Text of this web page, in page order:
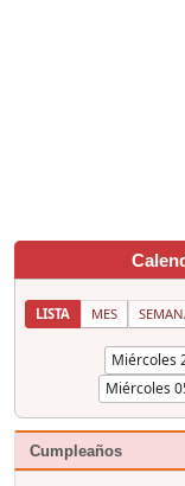
LISTA MES
Cumpleaños